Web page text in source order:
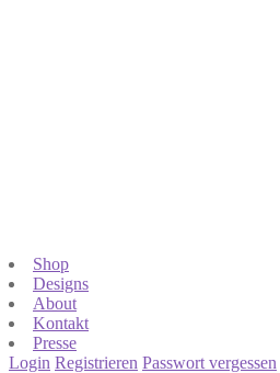
Shop
Designs
About
Kontakt
Presse
Login Registrieren Passwort vergessen